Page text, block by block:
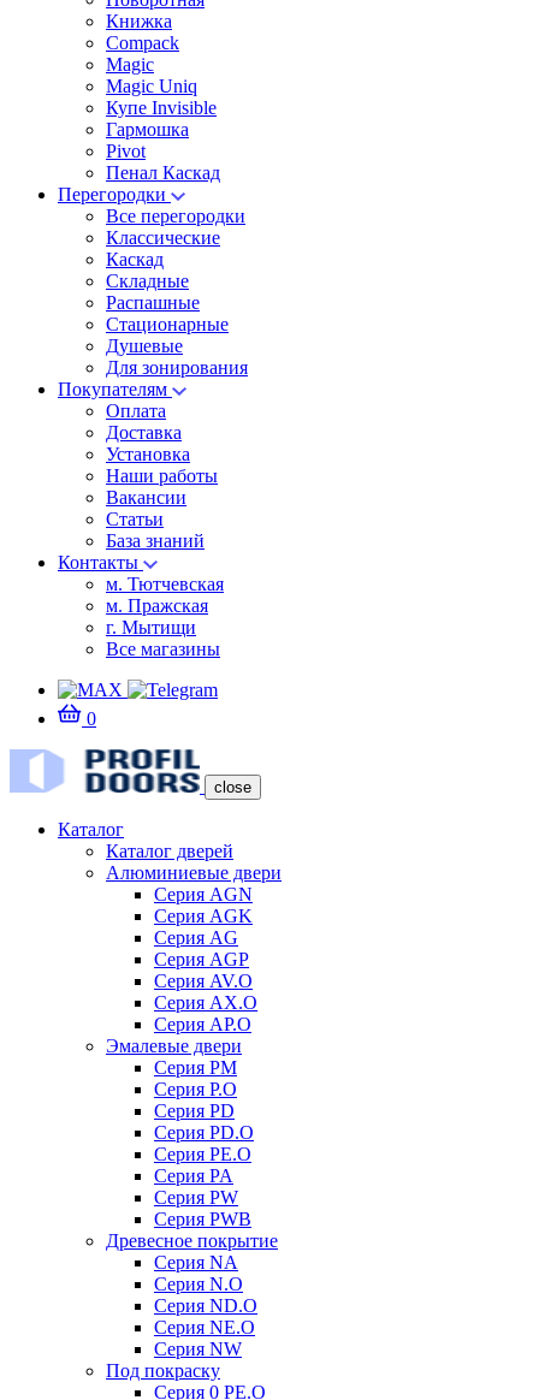
Книжка
Compack
Magic
Magic Uniq
Купе Invisible
Гармошка
Pivot
Пенал Каскад
Перегородки
Все перегородки
Классические
Каскад
Складные
Распашные
Стационарные
Душевые
Для зонирования
Покупателям
Оплата
Доставка
Установка
Наши работы
Вакансии
Статьи
База знаний
Контакты
м. Тютчевская
м. Пражская
г. Мытищи
Все магазины
0
close
Каталог
Каталог дверей
Алюминиевые двери
Серия AGN
Серия AGK
Серия AG
Серия AGP
Серия AV.O
Серия AX.O
Серия AP.O
Эмалевые двери
Серия PM
Серия P.O
Серия PD
Серия PD.O
Серия PE.O
Серия PA
Серия PW
Серия PWB
Древесное покрытие
Серия NA
Серия N.O
Серия ND.O
Серия NE.O
Серия NW
Под покраску
Серия 0 PE.O